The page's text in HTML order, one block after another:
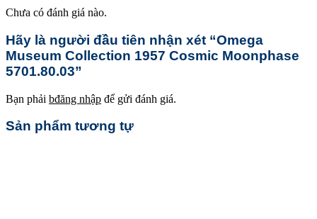
Chưa có đánh giá nào.
Hãy là người đầu tiên nhận xét “Omega
Museum Collection 1957 Cosmic Moonphase
5701.80.03”
Bạn phải bđăng nhập để gửi đánh giá.
Sản phẩm tương tự